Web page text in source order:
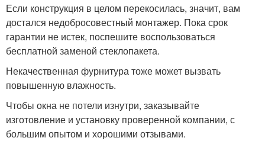
Если конструкция в целом перекосилась, значит, вам
достался недобросовестный монтажер. Пока срок
гарантии не истек, поспешите воспользоваться
бесплатной заменой стеклопакета.
Некачественная фурнитура тоже может вызвать
повышенную влажность.
Чтобы окна не потели изнутри, заказывайте
изготовление и установку проверенной компании, с
большим опытом и хорошими отзывами.